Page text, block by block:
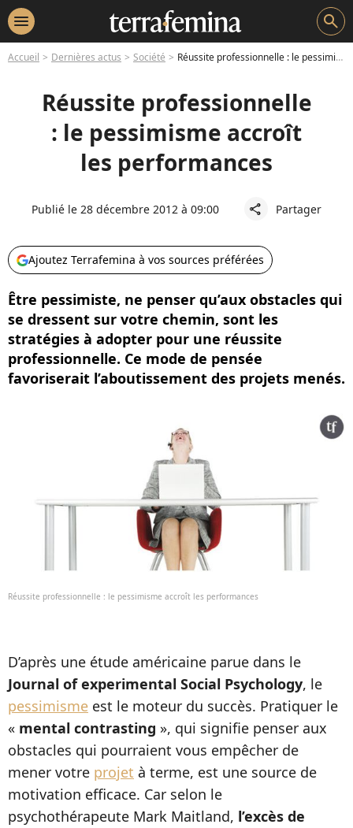
menu search
Accueil Dernières actus Société Réussite professionnelle : le pessimisme accroît les performances
Réussite professionnelle
: le pessimisme accroît
les performances
Publié le 28 décembre 2012 à 09:00 share Partager
Ajoutez Terrafemina à vos sources préférées
Être pessimiste, ne penser qu’aux obstacles qui
se dressent sur votre chemin, sont les
stratégies à adopter pour une réussite
professionnelle. Ce mode de pensée
favoriserait l’aboutissement des projets menés.
Réussite professionnelle : le pessimisme accroît les performances
D’après une étude américaine parue dans le
Journal of experimental Social Psychology, le
pessimisme est le moteur du succès. Pratiquer le
« mental contrasting », qui signifie penser aux
obstacles qui pourraient vous empêcher de
mener votre projet à terme, est une source de
motivation efficace. Car selon le
psychothérapeute Mark Maitland, l’excès de